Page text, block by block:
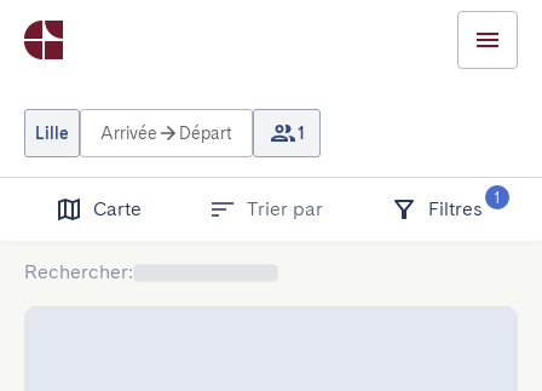
Lille Arrivée Départ 1
Carte Trier par Filtres
1
Rechercher: